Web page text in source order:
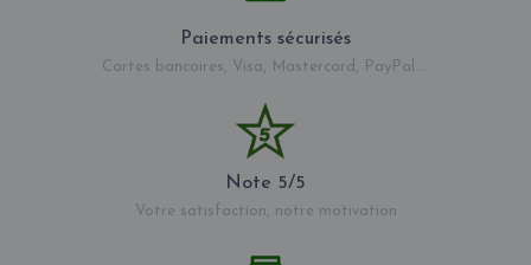
Paiements sécurisés
Cartes bancaires, Visa, Mastercard, PayPal ...
Note 5/5
Votre satisfaction, notre motivation